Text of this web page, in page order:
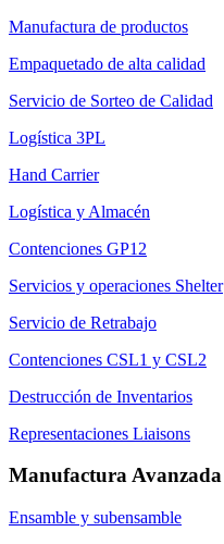
Manufactura de productos
Empaquetado de alta calidad
Servicio de Sorteo de Calidad
Logística 3PL
Hand Carrier
Logística y Almacén
Contenciones GP12
Servicios y operaciones Shelter
Servicio de Retrabajo
Contenciones CSL1 y CSL2
Destrucción de Inventarios
Representaciones Liaisons
Manufactura Avanzada
Ensamble y subensamble